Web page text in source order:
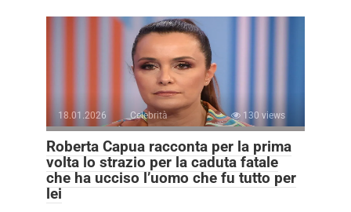
18.01.2026 Celebrità 130 views
Roberta Capua racconta per la prima
volta lo strazio per la caduta fatale
che ha ucciso l’uomo che fu tutto per
lei